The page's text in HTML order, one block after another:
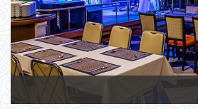
Previous